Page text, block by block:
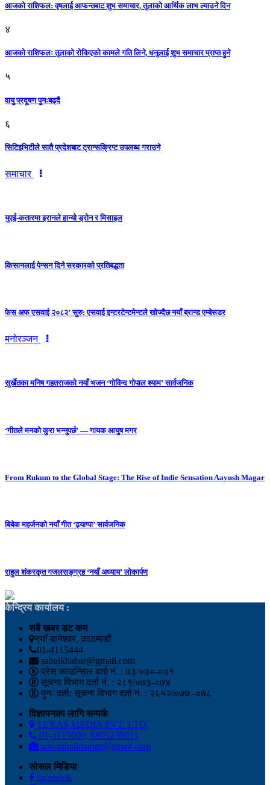
आजकाे राशिफल: वृषलाई आफन्तबाट शुभ समाचार, तुलाकाे आर्थिक लाभ ल्याउने दिन
४
आजको राशिफलः तुलाकाे रोकिएको कामले गति लिने, धनुलाई शुभ समाचार प्राप्त हुने
५
वायु प्रदूषण पुनःबढ्दै
६
सिटिइभिटीले सातै प्रदेशबाट ट्रान्सक्रिप्ट उपलब्ध गराउने
समाचार
युएई-कतारमा इरानले हान्यो ड्रोन र मिसाइल
किसानलाई पेन्सन दिने सरकारको प्रतिबद्धता
फेस अफ एसवाई २०८२’ सुरु: एसवाई इन्टरटेन्टमेन्टले खोज्दैछ नयाँ ब्रान्ड एम्बेसडर
मनोरञ्जन
सुर्खेतका मनिष गहतराजको नयाँ भजन ‘गोविन्द गोपाल श्याम’ सार्वजनिक
‘गीतले मनको कुरा भन्नुपर्छ’ — गायक आयुष मगर
From Rukum to the Global Stage: The Rise of Indie Sensation Aayush Magar
बिबेक महर्जनको नयाँ गीत ‘ढ्याप्पा’ सार्वजनिक
राहुल शंकरकृत गजलसङ्ग्रह ‘नयाँ अध्याय’ लोकार्पण
केन्द्रिय कार्यालय :
सबै खबर डट कम
नयाँ बानेश्वर, काठमाडौं
01-4115444
sabaikhabar@gmail.com
प्रेस काउन्सिल दर्ता नं. : ७३/०७०-०७१
सूचना विभाग दर्ता नं. : २८९/०७३-०७४
पुनः दर्ता: सूचना विभाग दर्ता नं. : २६५२/०७७ -०७८
विज्ञापनका लागि सम्पर्क
TEXAS MEDIA PVT. LTD.
01-4115000, 9801230011
adv.sabaikhabar@gmail.com
सोसल मिडिया
facebook